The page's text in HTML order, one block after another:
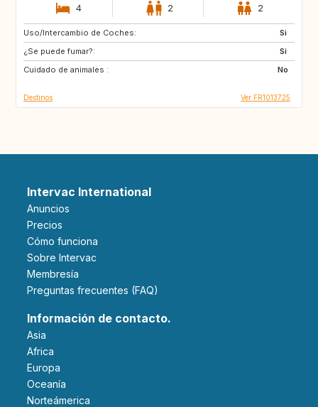
4 2 2
Uso/Intercambio de Coches:
Si
¿Se puede fumar?:
Si
Cuidado de animales :
No
CA
SE
AT
Destinos Ver FR1013725
Intervac International
Anuncios
Precios
Cómo funciona
Sobre Intervac
Membresía
Preguntas frecuentes (FAQ)
Información de contacto.
Asia
Africa
Europa
Oceanía
Norteámerica